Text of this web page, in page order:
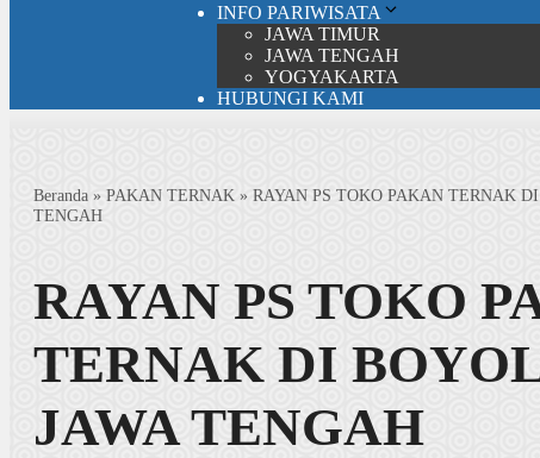
INFO PARIWISATA
JAWA TIMUR
JAWA TENGAH
YOGYAKARTA
HUBUNGI KAMI
Beranda » PAKAN TERNAK » RAYAN PS TOKO PAKAN TERNAK
TENGAH
RAYAN PS TOKO
TERNAK DI
JAWA TENGAH